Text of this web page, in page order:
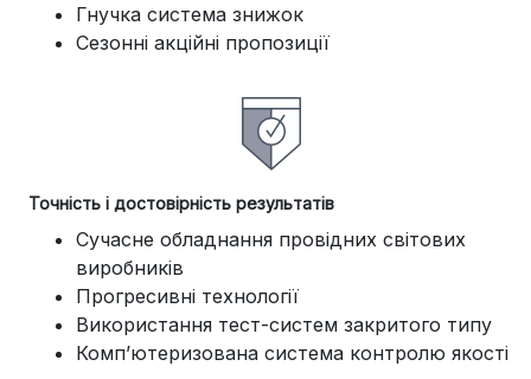
Гнучка система знижок
Сезонні акційні пропозиції
Точність і достовірність результатів
Сучасне обладнання провідних світових
виробників
Прогресивні технології
Використання тест-систем закритого типу
Комп’ютеризована система контролю якості